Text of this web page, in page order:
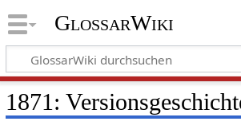
GlossarWiki
1871: